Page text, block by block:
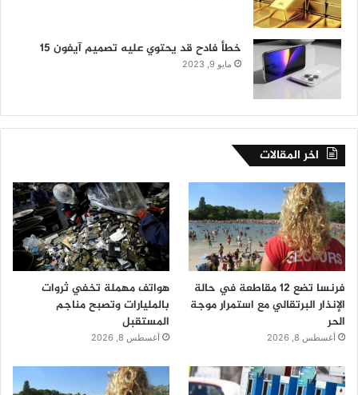
خطأ فادح قد يحتوي عليه تصميم آيفون 15
مايو 9, 2023
اخر المقالات
فرنسا تضع 12 مقاطعة في حالة
الإنذار البرتقالي مع استمرار موجة
الحر
أغسطس 8, 2026
هواتف مهملة تخفي ثروات
بالمليارات وتصبح مناجم
المستقبل
أغسطس 8, 2026